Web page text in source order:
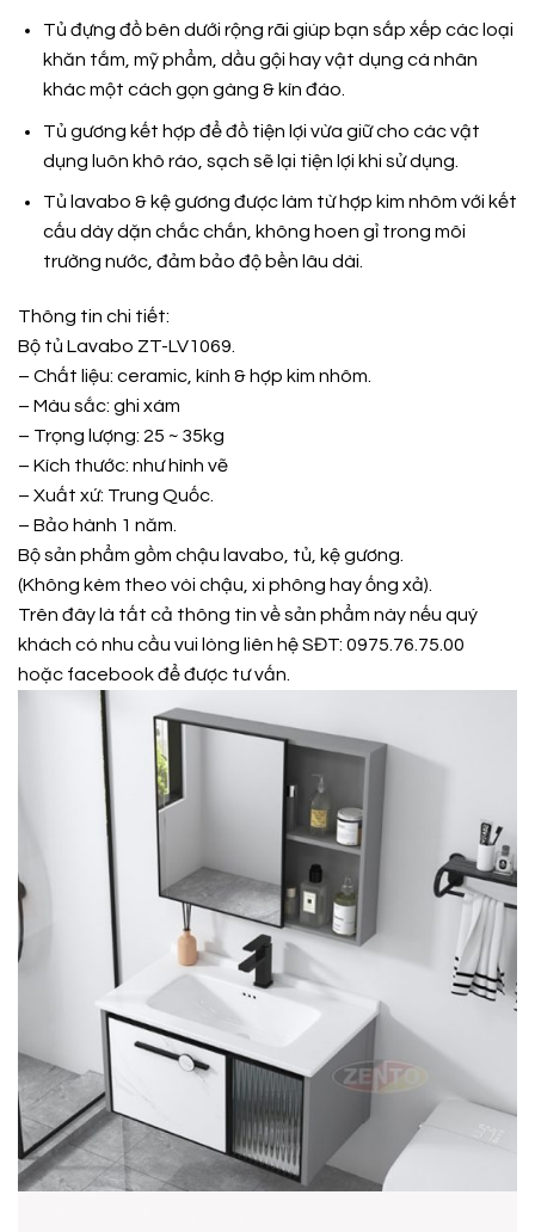
Tủ đựng đồ bên dưới rộng rãi giúp bạn sắp xếp các loại
khăn tắm, mỹ phẩm, dầu gội hay vật dụng cá nhân
khác một cách gọn gàng & kín đáo.
Tủ gương kết hợp để đồ tiện lợi vừa giữ cho các vật
dụng luôn khô ráo, sạch sẽ lại tiện lợi khi sử dụng.
Tủ lavabo & kệ gương được làm từ hợp kim nhôm với kết
cấu dày dặn chắc chắn, không hoen gỉ trong môi
trường nước, đảm bảo độ bền lâu dài.
Thông tin chi tiết:
Bộ tủ Lavabo ZT-LV1069.
– Chất liệu: ceramic, kính & hợp kim nhôm.
– Màu sắc: ghi xám
– Trọng lượng: 25 ~ 35kg
– Kích thước: như hình vẽ
– Xuất xứ: Trung Quốc.
– Bảo hành 1 năm.
Bộ sản phẩm gồm chậu lavabo, tủ, kệ gương.
(Không kèm theo vòi chậu, xi phông hay ống xả).
Trên đây là tất cả thông tin về sản phẩm này nếu quý
khách có nhu cầu vui lòng liên hệ SĐT: 0975.76.75.00
hoặc facebookđể được tư vấn.